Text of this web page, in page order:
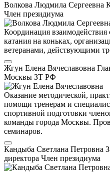
Волкова Людмила Сергеевна
Член президиума
Координация взаимодействия
катания на коньках,
ветеранами, действующими
Жгун Елена Вячеславовна
Москвы ЗТ РФ
Оказание методической,
помощи тренерам и
спортивной подготовки
команды города Москвы.
семинаров.
Кандыба Светлана Петровна
директора Член президиума